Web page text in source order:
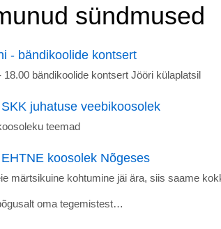
sündmused
- bändikoolide kontsert
18.00 bändikoolide kontsert Jööri külaplatsil
juhatuse veebikoosolek
teemad
koosolek Nõgeses
märtsikuine kohtumine jäi ära, siis saame
oma tegemistest…